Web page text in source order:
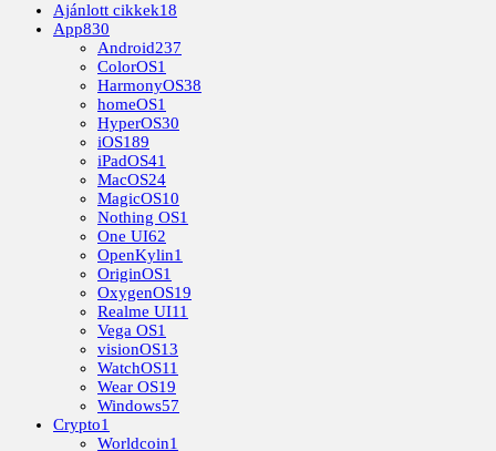
Ajánlott cikkek18
App830
Android237
ColorOS1
HarmonyOS38
homeOS1
HyperOS30
iOS189
iPadOS41
MacOS24
MagicOS10
Nothing OS1
One UI62
OpenKylin1
OriginOS1
OxygenOS19
Realme UI11
Vega OS1
visionOS13
WatchOS11
Wear OS19
Windows57
Crypto1
Worldcoin1